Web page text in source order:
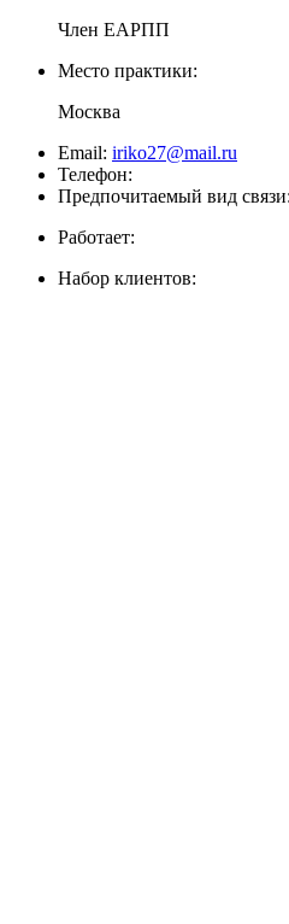
Член ЕАРПП
Место практики:
Москва
Email: iriko27@mail.ru
Телефон:
Предпочитаемый вид связи:
Работает:
Набор клиентов: